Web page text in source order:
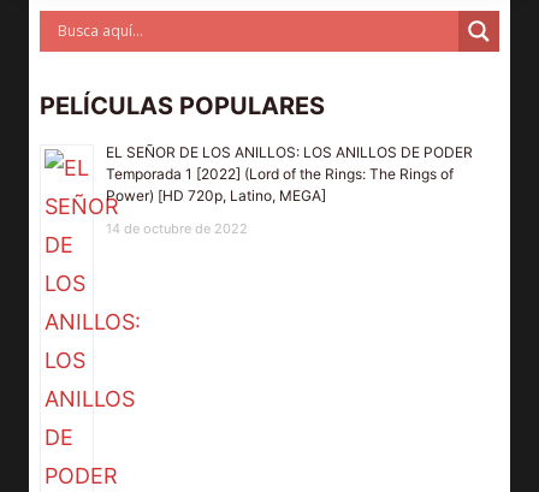
PELÍCULAS POPULARES
EL SEÑOR DE LOS ANILLOS: LOS ANILLOS DE PODER
Temporada 1 [2022] (Lord of the Rings: The Rings of
Power) [HD 720p, Latino, MEGA]
14 de octubre de 2022